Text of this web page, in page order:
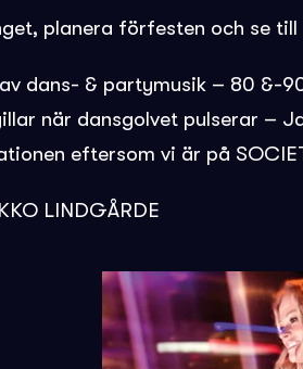
planera förfesten och se
dans- & partymusik – 80
när dansgolvet pulserar –
eftersom vi är på
LINDGÅRDE